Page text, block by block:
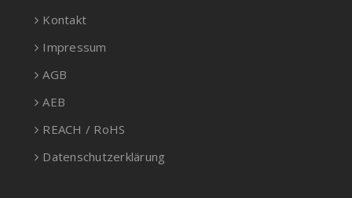
Kontakt
Impressum
AGB
AEB
REACH / RoHS
Datenschutzerklärung